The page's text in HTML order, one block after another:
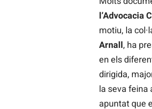
l’Advocacia
motiu, la
Arnall, ha
en els
dirigida,
la seva feina
apuntat que